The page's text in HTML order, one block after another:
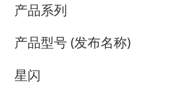
产品系列
产品型号 (发布名称)
星闪